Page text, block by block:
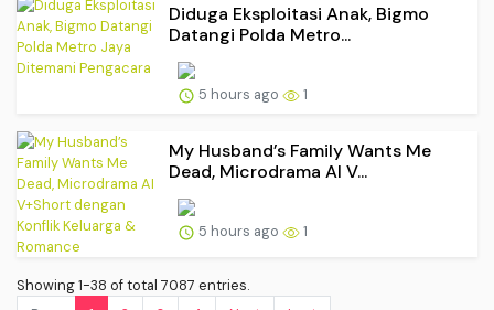
Diduga Eksploitasi Anak, Bigmo
Datangi Polda Metro...
5 hours ago 1
My Husband’s Family Wants Me
Dead, Microdrama AI V...
5 hours ago 1
Showing 1-38 of total 7087 entries.